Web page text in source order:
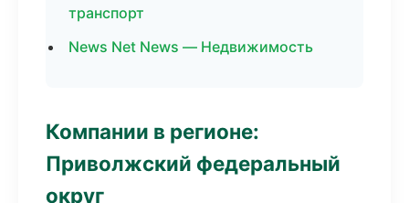
транспорт
News Net News — Недвижимость
Компании в регионе:
Приволжский федеральный
округ